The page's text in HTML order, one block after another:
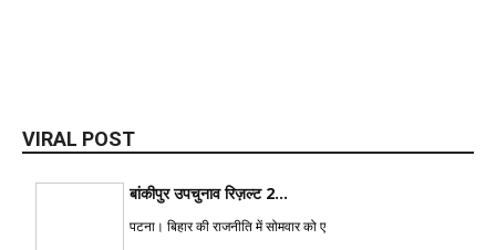
VIRAL POST
बांकीपुर उपचुनाव रिज़ल्ट 2...
पटना। बिहार की राजनीति में सोमवार को ए